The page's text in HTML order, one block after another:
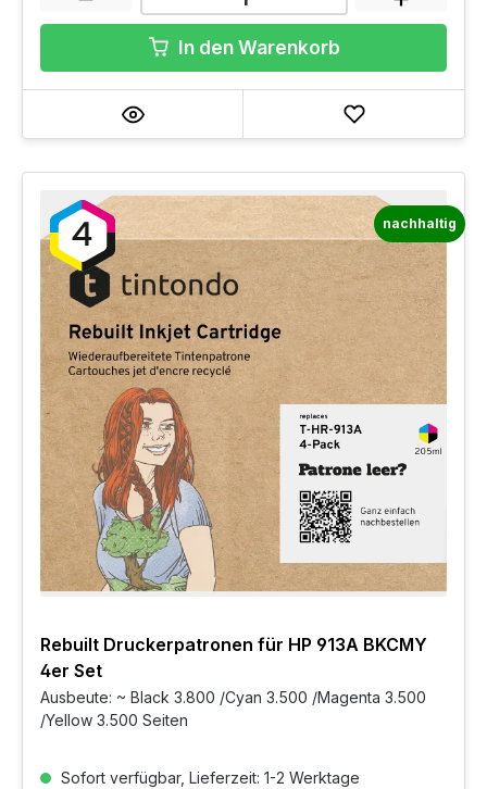
In den Warenkorb
nachhaltig
Rebuilt Druckerpatronen für HP 913A BKCMY
4er Set
Ausbeute: ~ Black 3.800 /Cyan 3.500 /Magenta 3.500
/Yellow 3.500 Seiten
Sofort verfügbar, Lieferzeit: 1-2 Werktage